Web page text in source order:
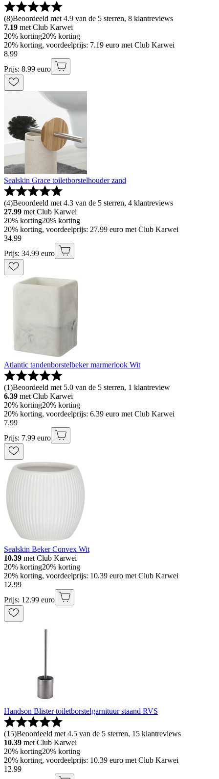
(8)Beoordeeld met 4.9 van de 5 sterren, 8 klantreviews
7.19 met Club Karwei
20% korting20% korting
20% korting, voordeelprijs: 7.19 euro met Club Karwei
8.99
Prijs: 8.99 euro
Sealskin Grace toiletborstelhouder zand
(4)Beoordeeld met 4.3 van de 5 sterren, 4 klantreviews
27.99 met Club Karwei
20% korting20% korting
20% korting, voordeelprijs: 27.99 euro met Club Karwei
34.99
Prijs: 34.99 euro
Atlantic tandenborstelbeker marmerlook Wit
(1)Beoordeeld met 5.0 van de 5 sterren, 1 klantreview
6.39 met Club Karwei
20% korting20% korting
20% korting, voordeelprijs: 6.39 euro met Club Karwei
7.99
Prijs: 7.99 euro
Sealskin Beker Convex Wit
10.39 met Club Karwei
20% korting20% korting
20% korting, voordeelprijs: 10.39 euro met Club Karwei
12.99
Prijs: 12.99 euro
Handson Blister toiletborstelgarnituur staand RVS
(15)Beoordeeld met 4.5 van de 5 sterren, 15 klantreviews
10.39 met Club Karwei
20% korting20% korting
20% korting, voordeelprijs: 10.39 euro met Club Karwei
12.99